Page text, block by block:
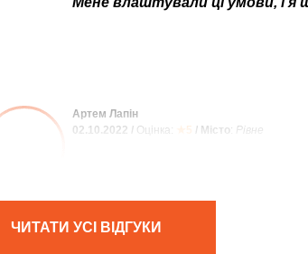
Артем Лапін
02.10.2022 / Оцінка: ★5 / Місто: Рівне
ЧИТАТИ УСІ ВІДГУКИ